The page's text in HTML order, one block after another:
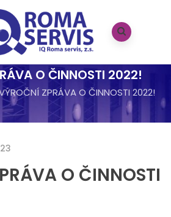
O ČINNOSTI 2022!
ZPRÁVA O ČINNOSTI 2022!
O ČINNOSTI